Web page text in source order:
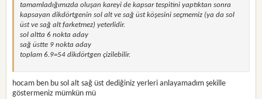
tamamladığımızda oluşan kareyi de kapsar tespitini yaptıktan sonra
kapsayan dikdörtgenin sol alt ve sağ üst köşesini seçmemiz (ya da sol
üst ve sağ alt farketmez) yeterlidir.
sol altta 6 nokta aday
sağ üstte 9 nokta aday
toplam 6.9=54 dikdörtgen çizilebilir.
hocam ben bu sol alt sağ üst dediğiniz yerleri anlayamadım şekille
göstermeniz mümkün mü